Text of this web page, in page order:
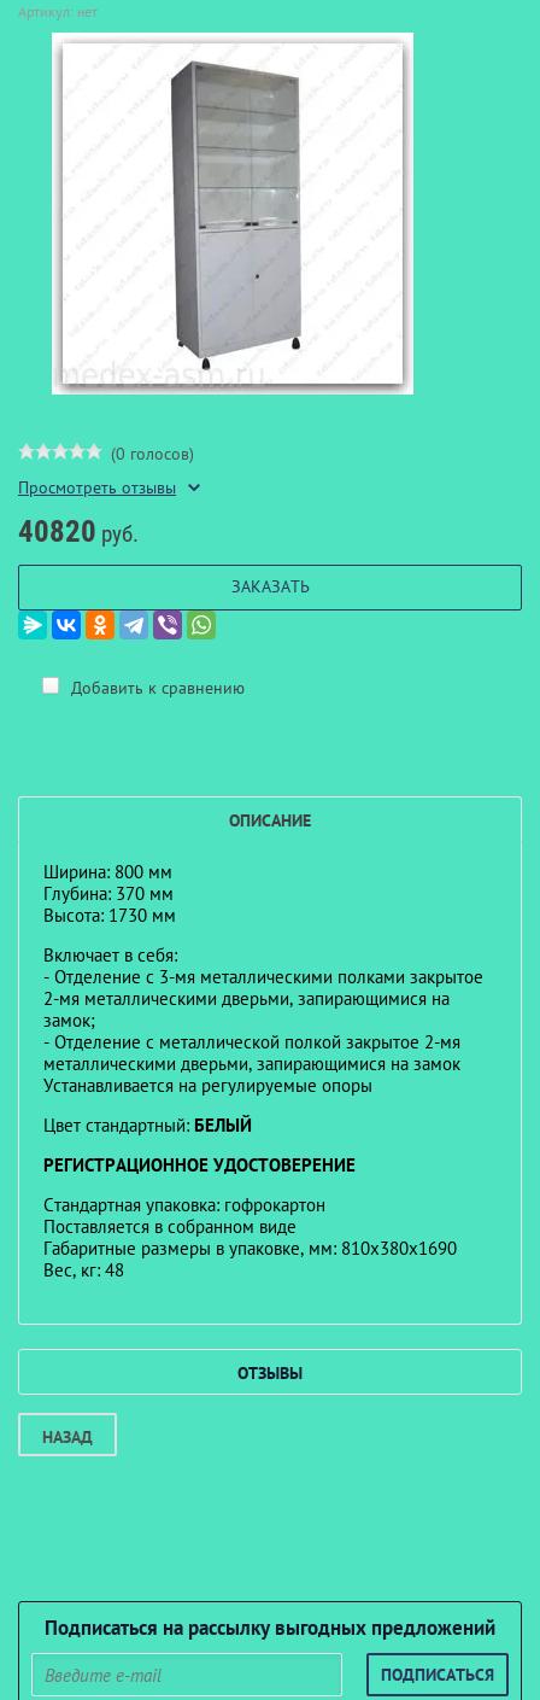
Артикул: нет
(0 голосов)
Просмотреть отзывы
40820 руб.
ЗАКАЗАТЬ
Добавить к сравнению
ОПИСАНИЕ
Ширина: 800 мм
Глубина: 370 мм
Высота: 1730 мм
Включает в себя:
- Отделение с 3-мя металлическими полками закрытое
2-мя металлическими дверьми, запирающимися на
замок;
- Отделение с металлической полкой закрытое 2-мя
металлическими дверьми, запирающимися на замок
Устанавливается на регулируемые опоры
Цвет стандартный: БЕЛЫЙ
РЕГИСТРАЦИОННОЕ УДОСТОВЕРЕНИЕ
Стандартная упаковка: гофрокартон
Поставляется в собранном виде
Габаритные размеры в упаковке, мм: 810х380х1690
Вес, кг: 48
ОТЗЫВЫ
НАЗАД
Подписаться на рассылку выгодных предложений
ПОДПИСАТЬСЯ